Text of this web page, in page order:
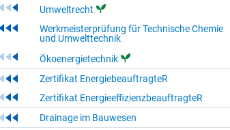
Umweltrecht
Werkmeisterprüfung für Technische Chemie
und Umwelttechnik
Ökoenergietechnik
Zertifikat EnergiebeauftragteR
Zertifikat EnergieeffizienzbeauftragteR
Drainage im Bauwesen